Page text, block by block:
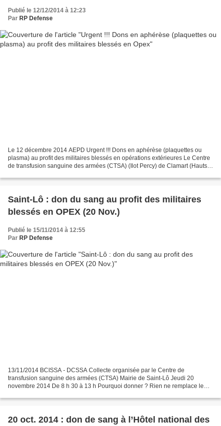
Publié le 12/12/2014 à 12:23
Par RP Defense
Le 12 décembre 2014 AEPD Urgent !!! Dons en aphérèse (plaquettes ou
plasma) au profit des militaires blessés en opérations extérieures Le Centre
de transfusion sanguine des armées (CTSA) (Ilot Percy) de Clamart (Hauts
Saint-Lô : don du sang au profit des militaires
blessés en OPEX (20 Nov.)
Publié le 15/11/2014 à 12:55
Par RP Defense
13/11/2014 BCISSA - DCSSA Collecte organisée par le Centre de
transfusion sanguine des armées (CTSA) Mairie de Saint-Lô Jeudi 20
novembre 2014 De 8 h 30 à 13 h Pourquoi donner ? Rien ne remplace le
20 oct. 2014 : don de sang à l’Hôtel national des